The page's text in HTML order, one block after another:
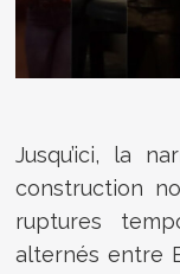
Jusqu’ici, la
construction
ruptures
alternés entre